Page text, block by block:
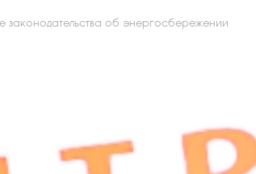
законодательства об энергосбережении